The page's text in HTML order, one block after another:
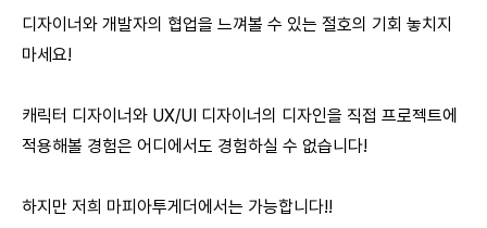
디자이너와 개발자의 협업을 느껴볼 수 있는 절호의 기회 놓치지
마세요!
캐릭터 디자이너와 UX/UI 디자이너의 디자인을 직접 프로젝트에
적용해볼 경험은 어디에서도 경험하실 수 없습니다!
하지만 저희 마피아투게더에서는 가능합니다!!